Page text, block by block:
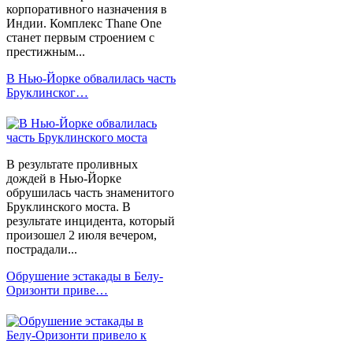
корпоративного назначения в
Индии. Комплекс Thane One
станет первым строением с
престижным...
В Нью-Йорке обвалилась часть
Бруклинског…
В результате проливных
дождей в Нью-Йорке
обрушилась часть знаменитого
Бруклинского моста. В
результате инцидента, который
произошел 2 июля вечером,
пострадали...
Обрушение эстакады в Белу-
Оризонти приве…